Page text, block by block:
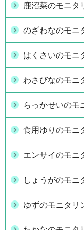
鹿沼菜のモニタ
のざわなのモニ
はくさいのモニ
わさびなのモニ
らっかせいのモ
食用ゆりのモニ
エンサイのモニ
しょうがのモニ
ゆずのモニタリ